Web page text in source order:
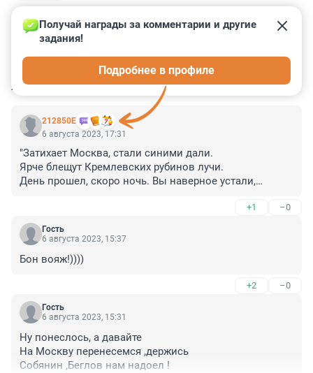
КОММЕНТАРИИ 18
212850Е
Получай награды за комментарии и другие
задания!
Подробнее в профиле
6 августа 2023, 17:31
"Затихает Москва, стали синими дали.
Ярче блещут Кремлевских рубинов лучи.
День прошел, скоро ночь. Вы наверное устали,
+1 –0
Гость
6 августа 2023, 15:37
Бон вояж!))))
+2 –0
Гость
6 августа 2023, 15:31
Ну понеслось, а давайте
На Москву перенесемся ,держись
Собянин ,Беглов нам надоел !